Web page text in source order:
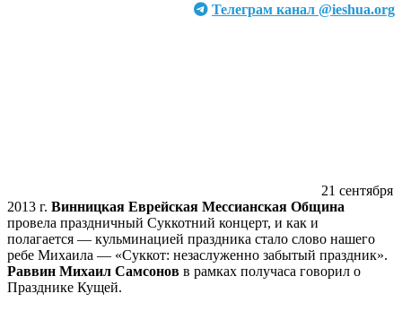
Телеграм канал @ieshua.org
21 сентября
2013 г. Винницкая Еврейская Мессианская Община
провела праздничный Суккотний концерт, и как и
полагается — кульминацией праздника стало слово нашего
ребе Михаила — «Суккот: незаслуженно забытый праздник».
Раввин Михаил Самсонов в рамках получаса говорил о
Празднике Кущей.